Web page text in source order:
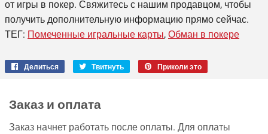
от игры в покер. Свяжитесь с нашим продавцом, чтобы
получить дополнительную информацию прямо сейчас.
ТЕГ: Помеченные игральные карты, Обман в покере
Делиться
ПоделитьсяТвитнуть
ТвитнутьПриколи это
Заказ и оплата
Заказ начнет работать после оплаты. Для оплаты